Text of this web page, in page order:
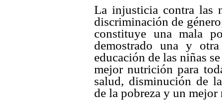
La injusticia contra las
discriminación de
constituye una mala
demostrado una y
educación de las niñas
mejor nutrición para
salud, disminución de
de la pobreza y un